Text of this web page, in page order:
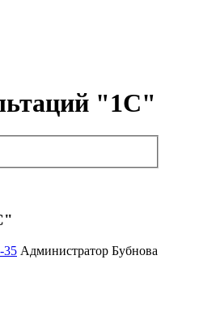
"1С"
35 Администратор Бубнова